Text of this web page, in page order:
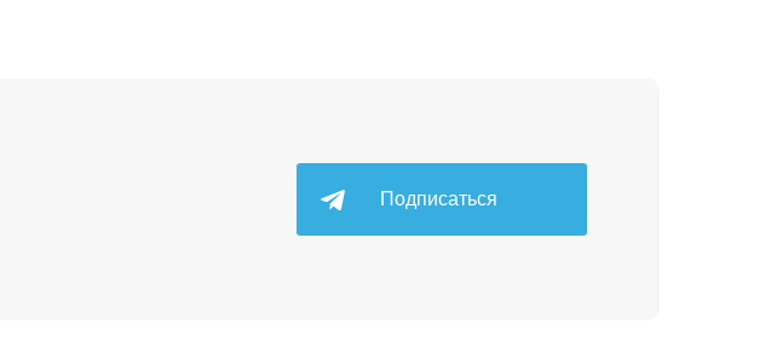
Подписаться